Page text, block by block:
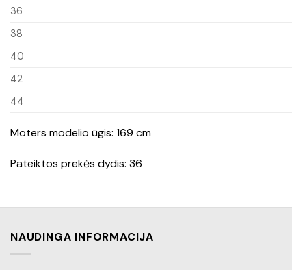
36
38
40
42
44
Moters modelio ūgis: 169 cm
Pateiktos prekės dydis: 36
NAUDINGA INFORMACIJA